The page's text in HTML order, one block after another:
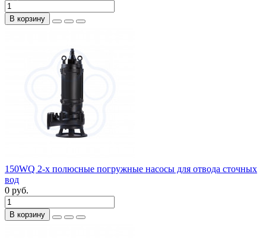
В корзину
150WQ 2-х полюсные погружные насосы для отвода сточных
вод
0 руб.
В корзину